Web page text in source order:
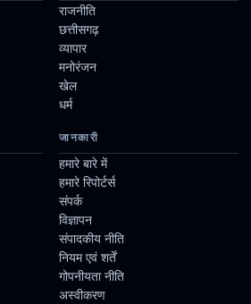
राजनीति
छत्तीसगढ़
व्यापार
मनोरंजन
खेल
धर्म
जानकारी
हमारे बारे में
हमारे रिपोर्टर्स
संपर्क
विज्ञापन
संपादकीय नीति
नियम एवं शर्तें
गोपनीयता नीति
अस्वीकरण